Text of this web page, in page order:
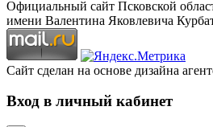
Официальный сайт Псковской
имени Валентина Яковлевича
Сайт сделан на основе дизайна
Вход в личный кабинет